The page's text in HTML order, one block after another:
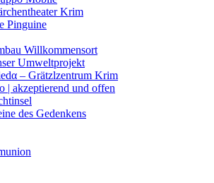
Krim
Pinguine
Willkommensort
Umweltprojekt
– Grätzlzentrum Krim
| akzeptierend und offen
des Gedenkens